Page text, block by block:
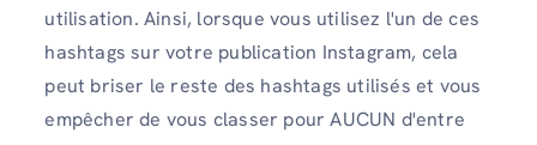
utilisation. Ainsi, lorsque vous utilisez l'un de ces
hashtags sur votre publication Instagram, cela
peut briser le reste des hashtags utilisés et vous
empêcher de vous classer pour AUCUN d'entre